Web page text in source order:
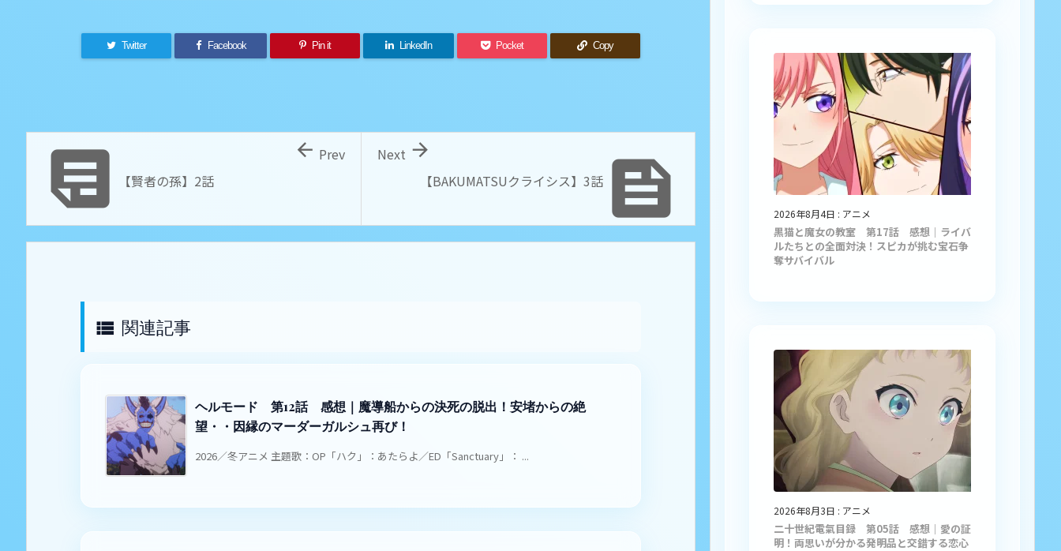
Twitter Facebook Pin it LinkedIn Pocket Copy

【BAKUMATSUクライシス】3話

Next
 【賢者の孫】2話
 Prev
 関連記事
ヘルモード 第12話 感想｜魔導船からの決死の脱出！安堵からの絶
望・・因縁のマーダーガルシュ再び！
2026／冬アニメ 主題歌：OP「ハク」：あたらよ／ED「Sanctuary」： ...
2026年8月4日 : アニメ
黒猫と魔女の教室 第17話 感想｜ライバ
ルたちとの全面対決！スピカが挑む宝石争
奪サバイバル
2026年8月3日 : アニメ
二十世紀電氣目録 第05話 感想｜愛の証
明！両思いが分かる発明品と交錯する恋心